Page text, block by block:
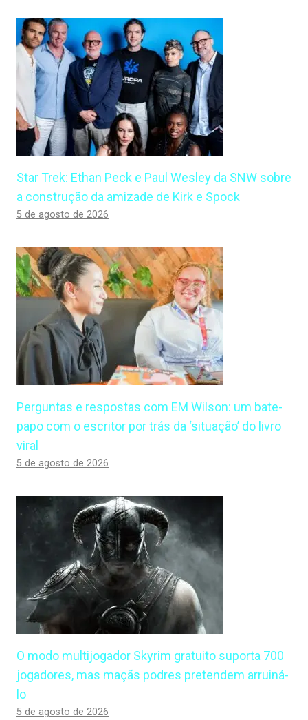
Star Trek: Ethan Peck e Paul Wesley da SNW sobre
a construção da amizade de Kirk e Spock
5 de agosto de 2026
Perguntas e respostas com EM Wilson: um bate-
papo com o escritor por trás da ‘situação’ do livro
viral
5 de agosto de 2026
O modo multijogador Skyrim gratuito suporta 700
jogadores, mas maçãs podres pretendem arruiná-
lo
5 de agosto de 2026